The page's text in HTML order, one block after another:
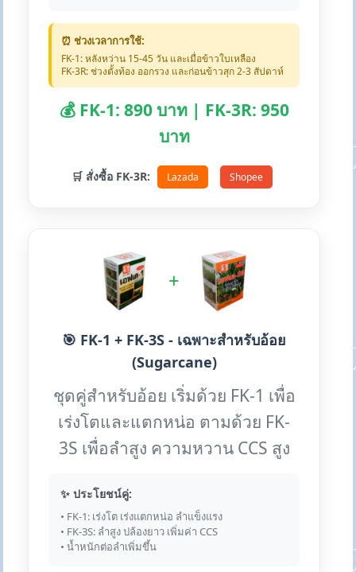
⏰ ช่วงเวลาการใช้:
FK-1: หลังหว่าน 15-45 วัน และเมื่อข้าวใบเหลือง
FK-3R: ช่วงตั้งท้อง ออกรวง และก่อนข้าวสุก 2-3 สัปดาห์
💰 FK-1: 890 บาท | FK-3R: 950
บาท
🛒 สั่งซื้อ FK-3R: Lazada Shopee
+
🎯 FK-1 + FK-3S - เฉพาะสำหรับอ้อย
(Sugarcane)
ชุดคู่สำหรับอ้อย เริ่มด้วย FK-1 เพื่อ
เร่งโตและแตกหน่อ ตามด้วย FK-
3S เพื่อลำสูง ความหวาน CCS สูง
✨ ประโยชน์คู่:
• FK-1: เร่งโต เร่งแตกหน่อ ลำแข็งแรง
• FK-3S: ลำสูง ปล้องยาว เพิ่มค่า CCS
• น้ำหนักต่อลำเพิ่มขึ้น